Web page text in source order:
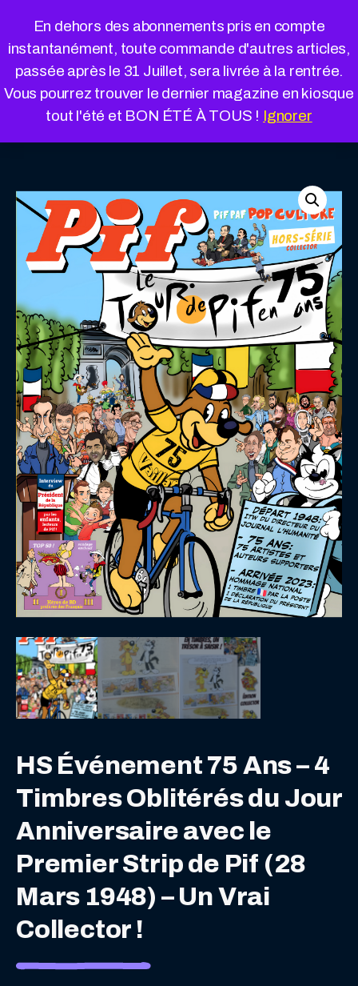
En dehors des abonnements pris en compte
instantanément, toute commande d'autres articles,
passée après le 31 Juillet, sera livrée à la rentrée.
Vous pourrez trouver le dernier magazine en kiosque
tout l'été et BON ÉTÉ À TOUS ! Ignorer
« Retour à la boutique Panier
HS Événement 75 Ans – 4
Timbres Oblitérés du Jour
Anniversaire avec le
Premier Strip de Pif (28
Mars 1948) – Un Vrai
Collector !